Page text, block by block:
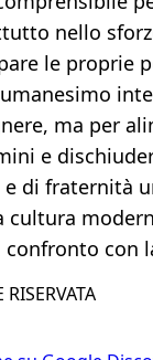
nello
le proprie
ma per
e
di fraternità
cultura
con